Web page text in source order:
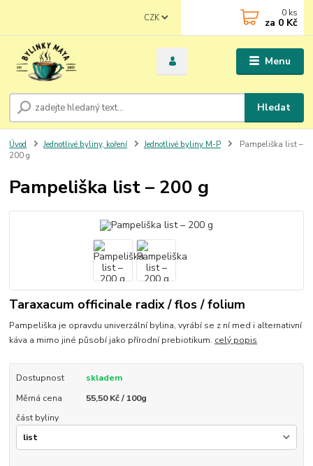
Menu
CZK
Hledat
0 ks
za 0 Kč
Úvod Jednotlivé byliny, koření Jednotlivé byliny M-P
Pampeliška list –
200 g
Pampeliška list – 200 g
Taraxacum officinale radix / flos / folium
Pampeliška je opravdu univerzální bylina, vyrábí se z ní med i alternativní
káva a mimo jiné působí jako přírodní prebiotikum. celý popis
Dostupnost
skladem
Měrná cena
55,50 Kč / 100g
část byliny